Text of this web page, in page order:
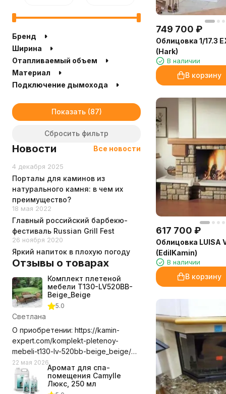
749 700 ₽
Облицовка 1/17.3
(Hark)
В наличии
В корзину
617 700 ₽
Облицовка LUISA
(EdilKamin)
В наличии
В корзину
124
129.4
134.5
135.4
141
141.1
142.7
151
152
154.5
170
50
72
77
80.5
82
83
84
85
86.5
87.5
88.3
90
91.5
93
Бренд
Ширина
Отапливаемый объем
Материал
Подключение дымохода
Показать
Сбросить фильтр
Новости Все новости
4 декабря 2025
Порталы для каминов из
натурального камня: в чем их
преимущество?
18 мая 2022
Главный российский барбекю-
фестиваль Russian Grill Fest
26 ноября 2020
Яркий напиток в плохую погоду
Отзывы о товарах
Комплект плетеной
мебели T130-LV520BB-
Beige_Beige
5.0
Светлана
О приобретении: https://kamin-
expert.com/komplekt-pletenoy-
mebeli-t130-lv-520bb-beige_beige/
Долго выбирала где приобрести
этот комплект мебели, сравнивала
цены с учетом доставки. Выбор
22 мая 2026
Аромат для спа-
помещения Camylle
Люкс, 250 мл